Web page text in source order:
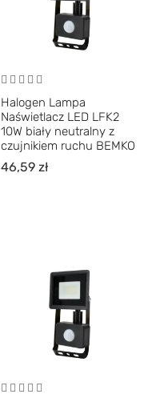
Halogen Lampa
Naświetlacz LED LFK2
10W biały neutralny z
czujnikiem ruchu BEMKO
46,59 zł